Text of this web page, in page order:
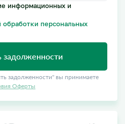
информационных и
обработки персональных
задолженности
задолженности" вы принимаете
Оферты